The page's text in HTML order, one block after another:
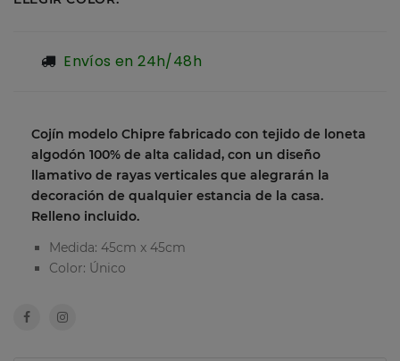
Envíos en 24h/48h
Cojín modelo Chipre fabricado con tejido de loneta
algodón 100% de alta calidad, con un diseño
llamativo de rayas verticales que alegrarán la
decoración de qualquier estancia de la casa.
Relleno incluido.
Medida: 45cm x 45cm
Color: Único